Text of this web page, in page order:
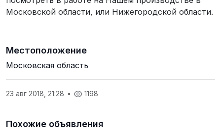
Московской области, или Нижегородской области.
Местоположение
Московская область
23 авг 2018, 21:28 • 1198
Похожие объявления